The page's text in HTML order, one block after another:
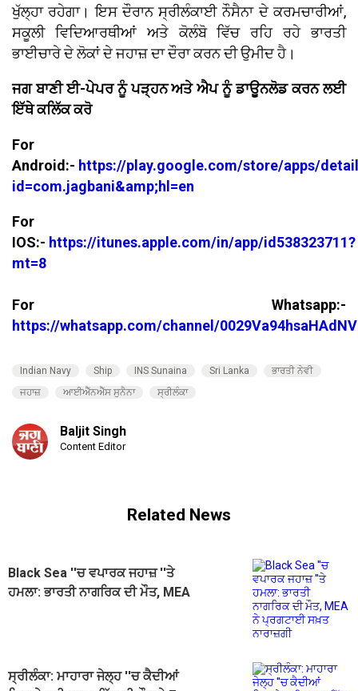
ਖੁੱਲ੍ਹਾ ਰਹੇਗਾ। ਇਸ ਦੌਰਾਨ ਸ੍ਰੀਲੰਕਾਈ ਨੌਸੈਨਾ ਦੇ ਕਰਮਚਾਰੀਆਂ,
ਸਕੂਲੀ ਵਿਦਿਆਰਥੀਆਂ ਅਤੇ ਕੋਲੰਬੋ ਵਿੱਚ ਰਹਿ ਰਹੇ ਭਾਰਤੀ
ਭਾਈਚਾਰੇ ਦੇ ਲੋਕਾਂ ਦੇ ਜਹਾਜ਼ ਦਾ ਦੌਰਾ ਕਰਨ ਦੀ ਉਮੀਦ ਹੈ।
ਜਗ ਬਾਣੀ ਈ-ਪੇਪਰ ਨੂੰ ਪੜ੍ਹਨ ਅਤੇ ਐਪ ਨੂੰ ਡਾਊਨਲੋਡ ਕਰਨ ਲਈ
ਇੱਥੇ ਕਲਿੱਕ ਕਰੋ
For
Android:- https://play.google.com/store/apps/
id=com.jagbani&amp;hl=en
For
IOS:- https://itunes.apple.com/in/app/id538323711?
mt=8
For Whatsapp:-
https://whatsapp.com/channel/
Indian Navy Ship INS Sunaina Sri Lanka
ਭਾਰਤੀ ਨੇਵੀ
ਜਹਾਜ਼
ਆਈਐੱਨਐੱਸ ਸੁਨੈਨਾ ਸ੍ਰੀਲੰਕਾ
Baljit Singh
Content Editor
Related News
Black Sea ''ਚ ਵਪਾਰਕ ਜਹਾਜ਼ ''ਤੇ
ਹਮਲਾ: ਭਾਰਤੀ ਨਾਗਰਿਕ ਦੀ ਮੌਤ, MEA
ਸ੍ਰੀਲੰਕਾ: ਮਾਹਾਰਾ ਜੇਲ੍ਹ ''ਚ ਕੈਦੀਆਂ